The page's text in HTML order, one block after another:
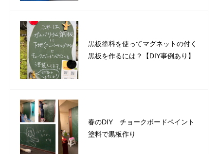
黒板塗料を使ってマグネットの付く
黒板を作るには？【DIY事例あり】
春のDIY チョークボードペイント
塗料で黒板作り